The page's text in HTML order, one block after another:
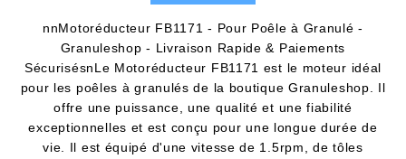
nnMotoréducteur FB1171 - Pour Poêle à Granulé -
Granuleshop - Livraison Rapide & Paiements
SécurisésnLe Motoréducteur FB1171 est le moteur idéal
pour les poêles à granulés de la boutique Granuleshop. Il
offre une puissance, une qualité et une fiabilité
exceptionnelles et est conçu pour une longue durée de
vie. Il est équipé d'une vitesse de 1.5rpm, de tôles